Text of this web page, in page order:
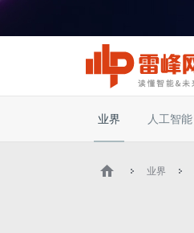
业界 人工智能
业界